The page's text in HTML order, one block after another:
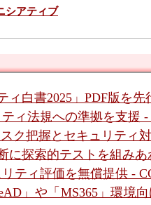
シアティブ
ィ白書2025」PDF版を
ィ法規への準拠を支援
ク把握とセキュリティ
に探索的テストを組みあ
ティ評価を無償提供 -
」や「MS365」環境